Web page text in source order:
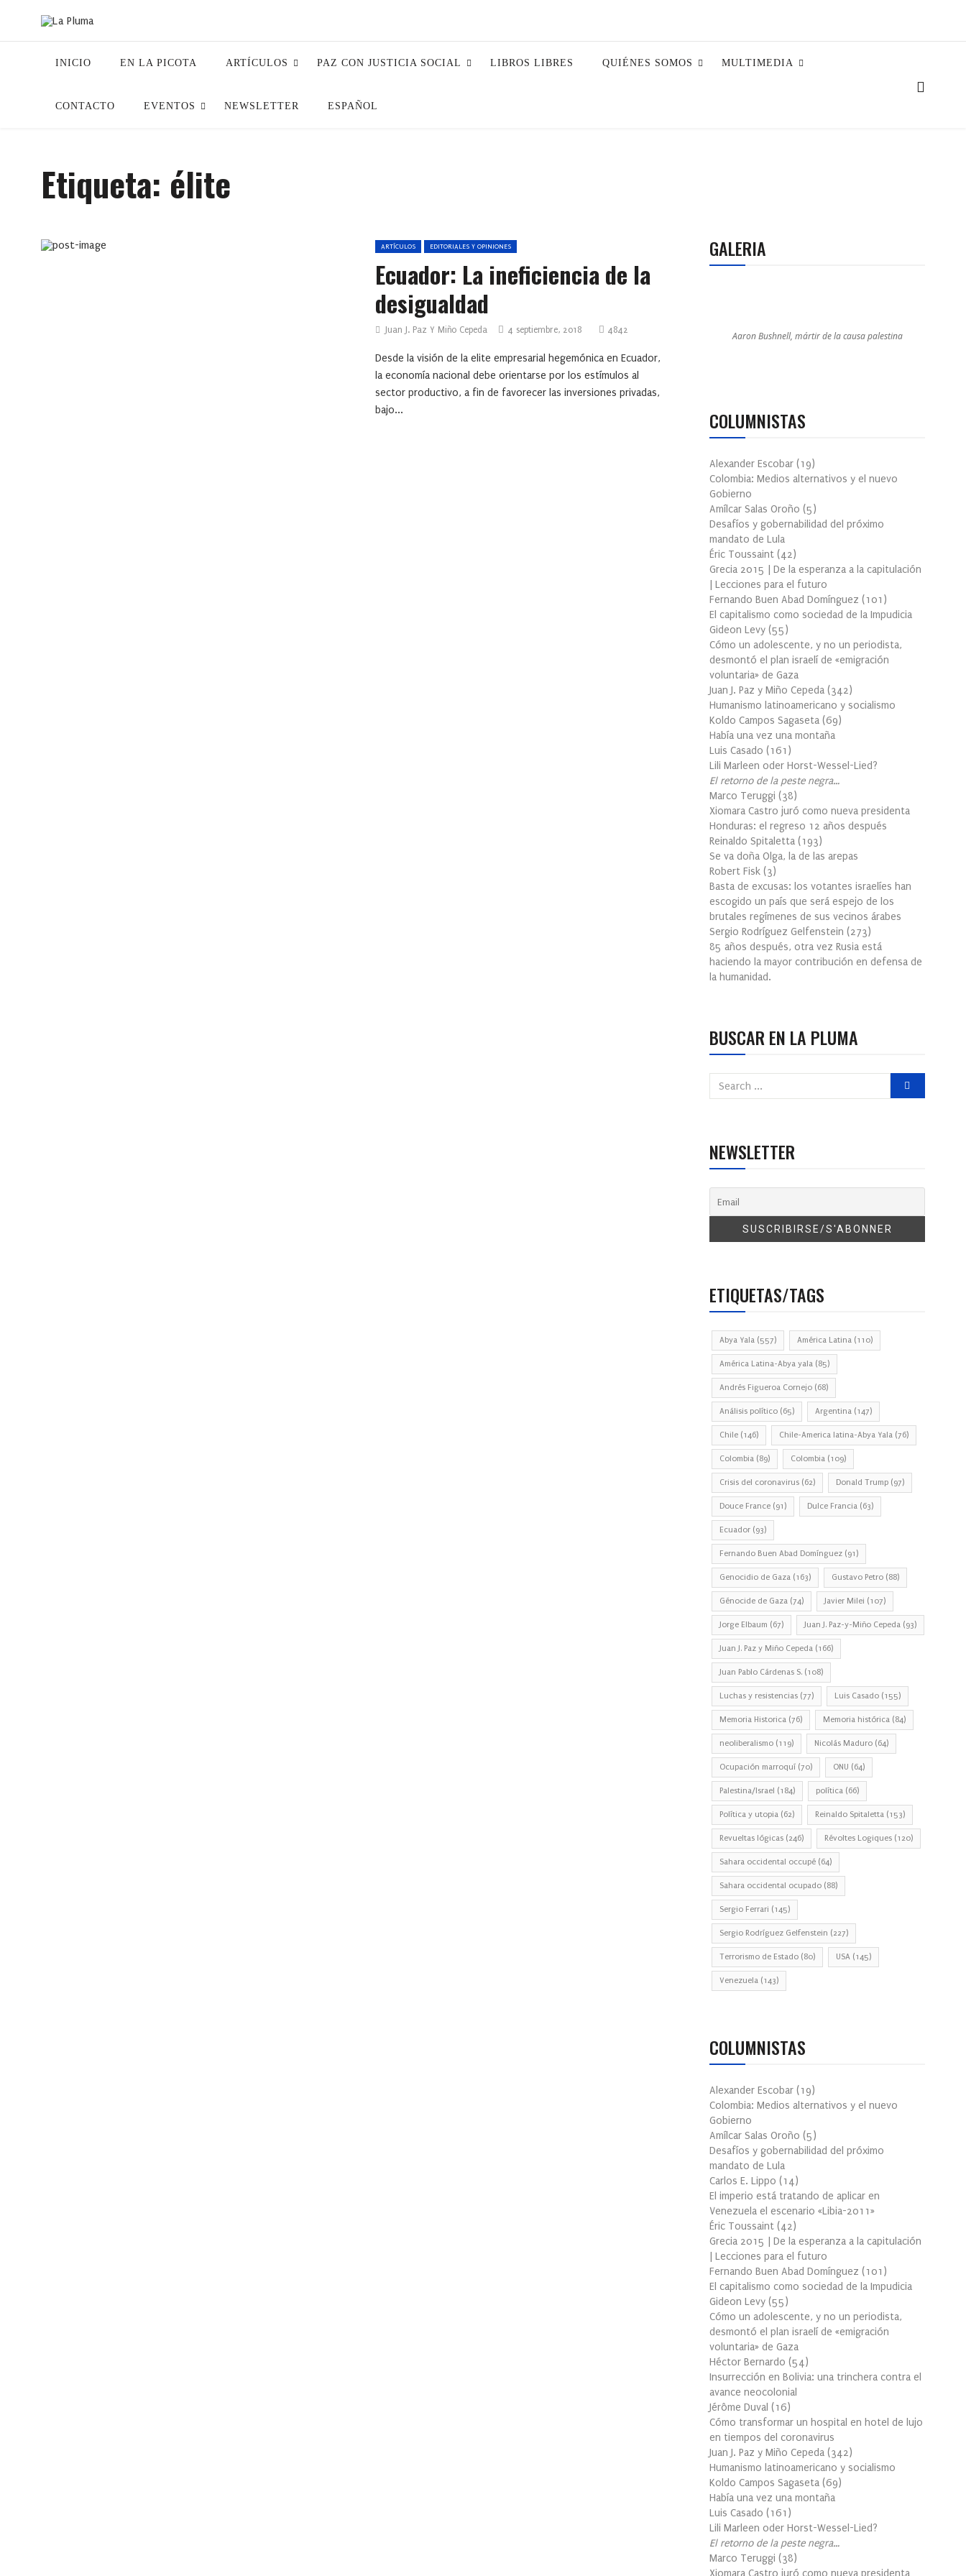
INICIO EN LA PICOTA ARTÍCULOS PAZ CON JUSTICIA SOCIAL LIBROS LIBRES QUIÉNES SOMOS MULTIMEDIA
CONTACTO EVENTOS NEWSLETTER ESPAÑOL
Etiqueta: élite
ARTÍCULOS EDITORIALES Y OPINIONES
Ecuador: La ineficiencia de la
desigualdad
Juan J. Paz Y Miño Cepeda 4 septiembre, 2018 4842
Desde la visión de la elite empresarial hegemónica en Ecuador,
la economía nacional debe orientarse por los estímulos al
sector productivo, a fin de favorecer las inversiones privadas,
bajo...
GALERIA
Aaron Bushnell, mártir de la causa palestina
COLUMNISTAS
Alexander Escobar (19)
Colombia: Medios alternativos y el nuevo
Gobierno
Amílcar Salas Oroño (5)
Desafíos y gobernabilidad del próximo
mandato de Lula
Éric Toussaint (42)
Grecia 2015 | De la esperanza a la capitulación
| Lecciones para el futuro
Fernando Buen Abad Domínguez (101 )
El capitalismo como sociedad de la Impudicia
Gideon Levy (55)
Cómo un adolescente, y no un periodista,
desmontó el plan israelí de «emigración
voluntaria» de Gaza
Juan J. Paz y Miño Cepeda (342)
Humanismo latinoamericano y socialismo
Koldo Campos Sagaseta (69)
Había una vez una montaña
Luis Casado (161 )
Lili Marleen oder Horst-Wessel-Lied?
El retorno de la peste negra…
Marco Teruggi (38)
Xiomara Castro juró como nueva presidenta
Honduras: el regreso 12 años después
Reinaldo Spitaletta (193)
Se va doña Olga, la de las arepas
Robert Fisk (3)
Basta de excusas: los votantes israelíes han
escogido un país que será espejo de los
brutales regímenes de sus vecinos árabes
Sergio Rodríguez Gelfenstein (273)
85 años después, otra vez Rusia está
haciendo la mayor contribución en defensa de
la humanidad.
BUSCAR EN LA PLUMA
NEWSLETTER
ETIQUETAS/TAGS
Abya Yala (557) América Latina (110)
América Latina-Abya yala (85)
Andrés Figueroa Cornejo (68)
Análisis político (65) Argentina (147)
Chile (146) Chile-America latina-Abya Yala (76)
Colombia (89) Colombia (109)
Crisis del coronavirus (62) Donald Trump (97)
Douce France (91) Dulce Francia (63)
Ecuador (93)
Fernando Buen Abad Domínguez (91)
Genocidio de Gaza (163) Gustavo Petro (88)
Génocide de Gaza (74) Javier Milei (107)
Jorge Elbaum (67) Juan J. Paz-y-Miño Cepeda (93)
Juan J. Paz y Miño Cepeda (166)
Juan Pablo Cárdenas S. (108)
Luchas y resistencias (77) Luis Casado (155)
Memoria Historica (76) Memoria histórica (84)
neoliberalismo (119) Nicolás Maduro (64)
Ocupación marroquí (70) ONU (64)
Palestina/Israel (184) política (66)
Política y utopia (62) Reinaldo Spitaletta (153)
Revueltas lógicas (246) Révoltes Logiques (120)
Sahara occidental occupé (64)
Sahara occidental ocupado (88)
Sergio Ferrari (145)
Sergio Rodríguez Gelfenstein (227)
Terrorismo de Estado (80) USA (145)
Venezuela (143)
COLUMNISTAS
Alexander Escobar (19)
Colombia: Medios alternativos y el nuevo
Gobierno
Amílcar Salas Oroño (5)
Desafíos y gobernabilidad del próximo
mandato de Lula
Carlos E. Lippo (14)
El imperio está tratando de aplicar en
Venezuela el escenario «Libia-2011»
Éric Toussaint (42)
Grecia 2015 | De la esperanza a la capitulación
| Lecciones para el futuro
Fernando Buen Abad Domínguez (101 )
El capitalismo como sociedad de la Impudicia
Gideon Levy (55)
Cómo un adolescente, y no un periodista,
desmontó el plan israelí de «emigración
voluntaria» de Gaza
Héctor Bernardo (54)
Insurrección en Bolivia: una trinchera contra el
avance neocolonial
Jérôme Duval (16)
Cómo transformar un hospital en hotel de lujo
en tiempos del coronavirus
Juan J. Paz y Miño Cepeda (342)
Humanismo latinoamericano y socialismo
Koldo Campos Sagaseta (69)
Había una vez una montaña
Luis Casado (161 )
Lili Marleen oder Horst-Wessel-Lied?
El retorno de la peste negra…
Marco Teruggi (38)